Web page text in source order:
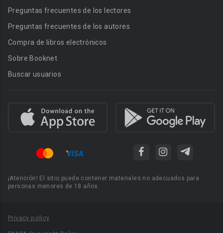
Preguntas frecuentes de los lectores
Preguntas frecuentes de los autores
Compra de libros electrónicos
Sobre Booknet
Buscar usuarios
¡Atención! El sitio puede contener materiales no adecuados para
personas menores de 18 años.
Privacy policy